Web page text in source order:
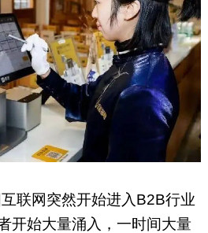
联网突然开始进入B2B行业
开始大量涌入，一时间大量